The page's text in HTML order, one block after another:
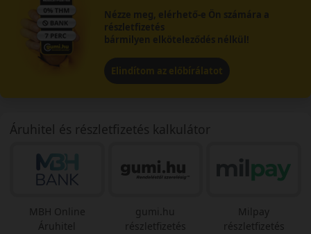
Nézze meg, elérhető-e Ön számára a
részletfizetés
bármilyen elköteleződés nélkül!
Elindítom az előbírálatot
Áruhitel és részletfizetés kalkulátor
MBH Online
Áruhitel
gumi.hu
részletfizetés
Milpay
részletfizetés